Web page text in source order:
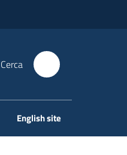
Cerca
English site